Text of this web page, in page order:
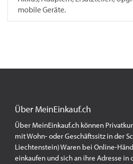
mobile Geräte.
Über MeinEinkauf.ch
Über MeinEinkauf.ch können
mit Wohn- oder Geschäftssitz in der
Liechtenstein) Waren bei Online-
einkaufen und sich an ihre Adresse in